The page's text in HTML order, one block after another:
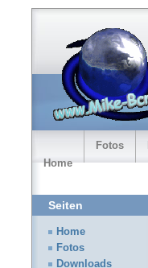
Home
Fotos
Seiten
Home
Fotos
Downloads